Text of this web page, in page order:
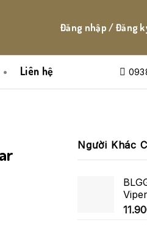
Đăng nhập / Đăng
Liên hệ
Người Khác